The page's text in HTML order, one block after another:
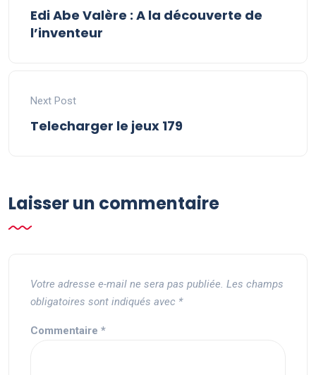
Edi Abe Valère : A la découverte de
l’inventeur
Next Post
Telecharger le jeux 179
Laisser un commentaire
Votre adresse e-mail ne sera pas publiée. Les champs
obligatoires sont indiqués avec *
Commentaire *